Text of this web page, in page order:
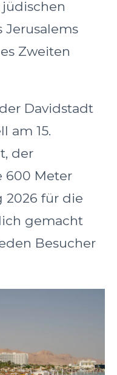
Jerusalems
Zweiten
Davidstadt
am 15.
der
600 Meter
2026 für die
gemacht
Besucher